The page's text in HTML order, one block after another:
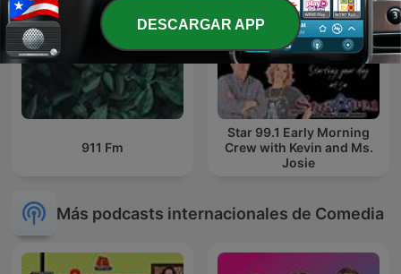
911 Fm
Star 99.1 Early Morning
Crew with Kevin and Ms.
Josie
Más podcasts internacionales de Comedia
DESCARGAR APP